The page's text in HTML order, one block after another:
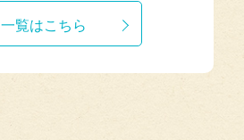
一覧はこちら